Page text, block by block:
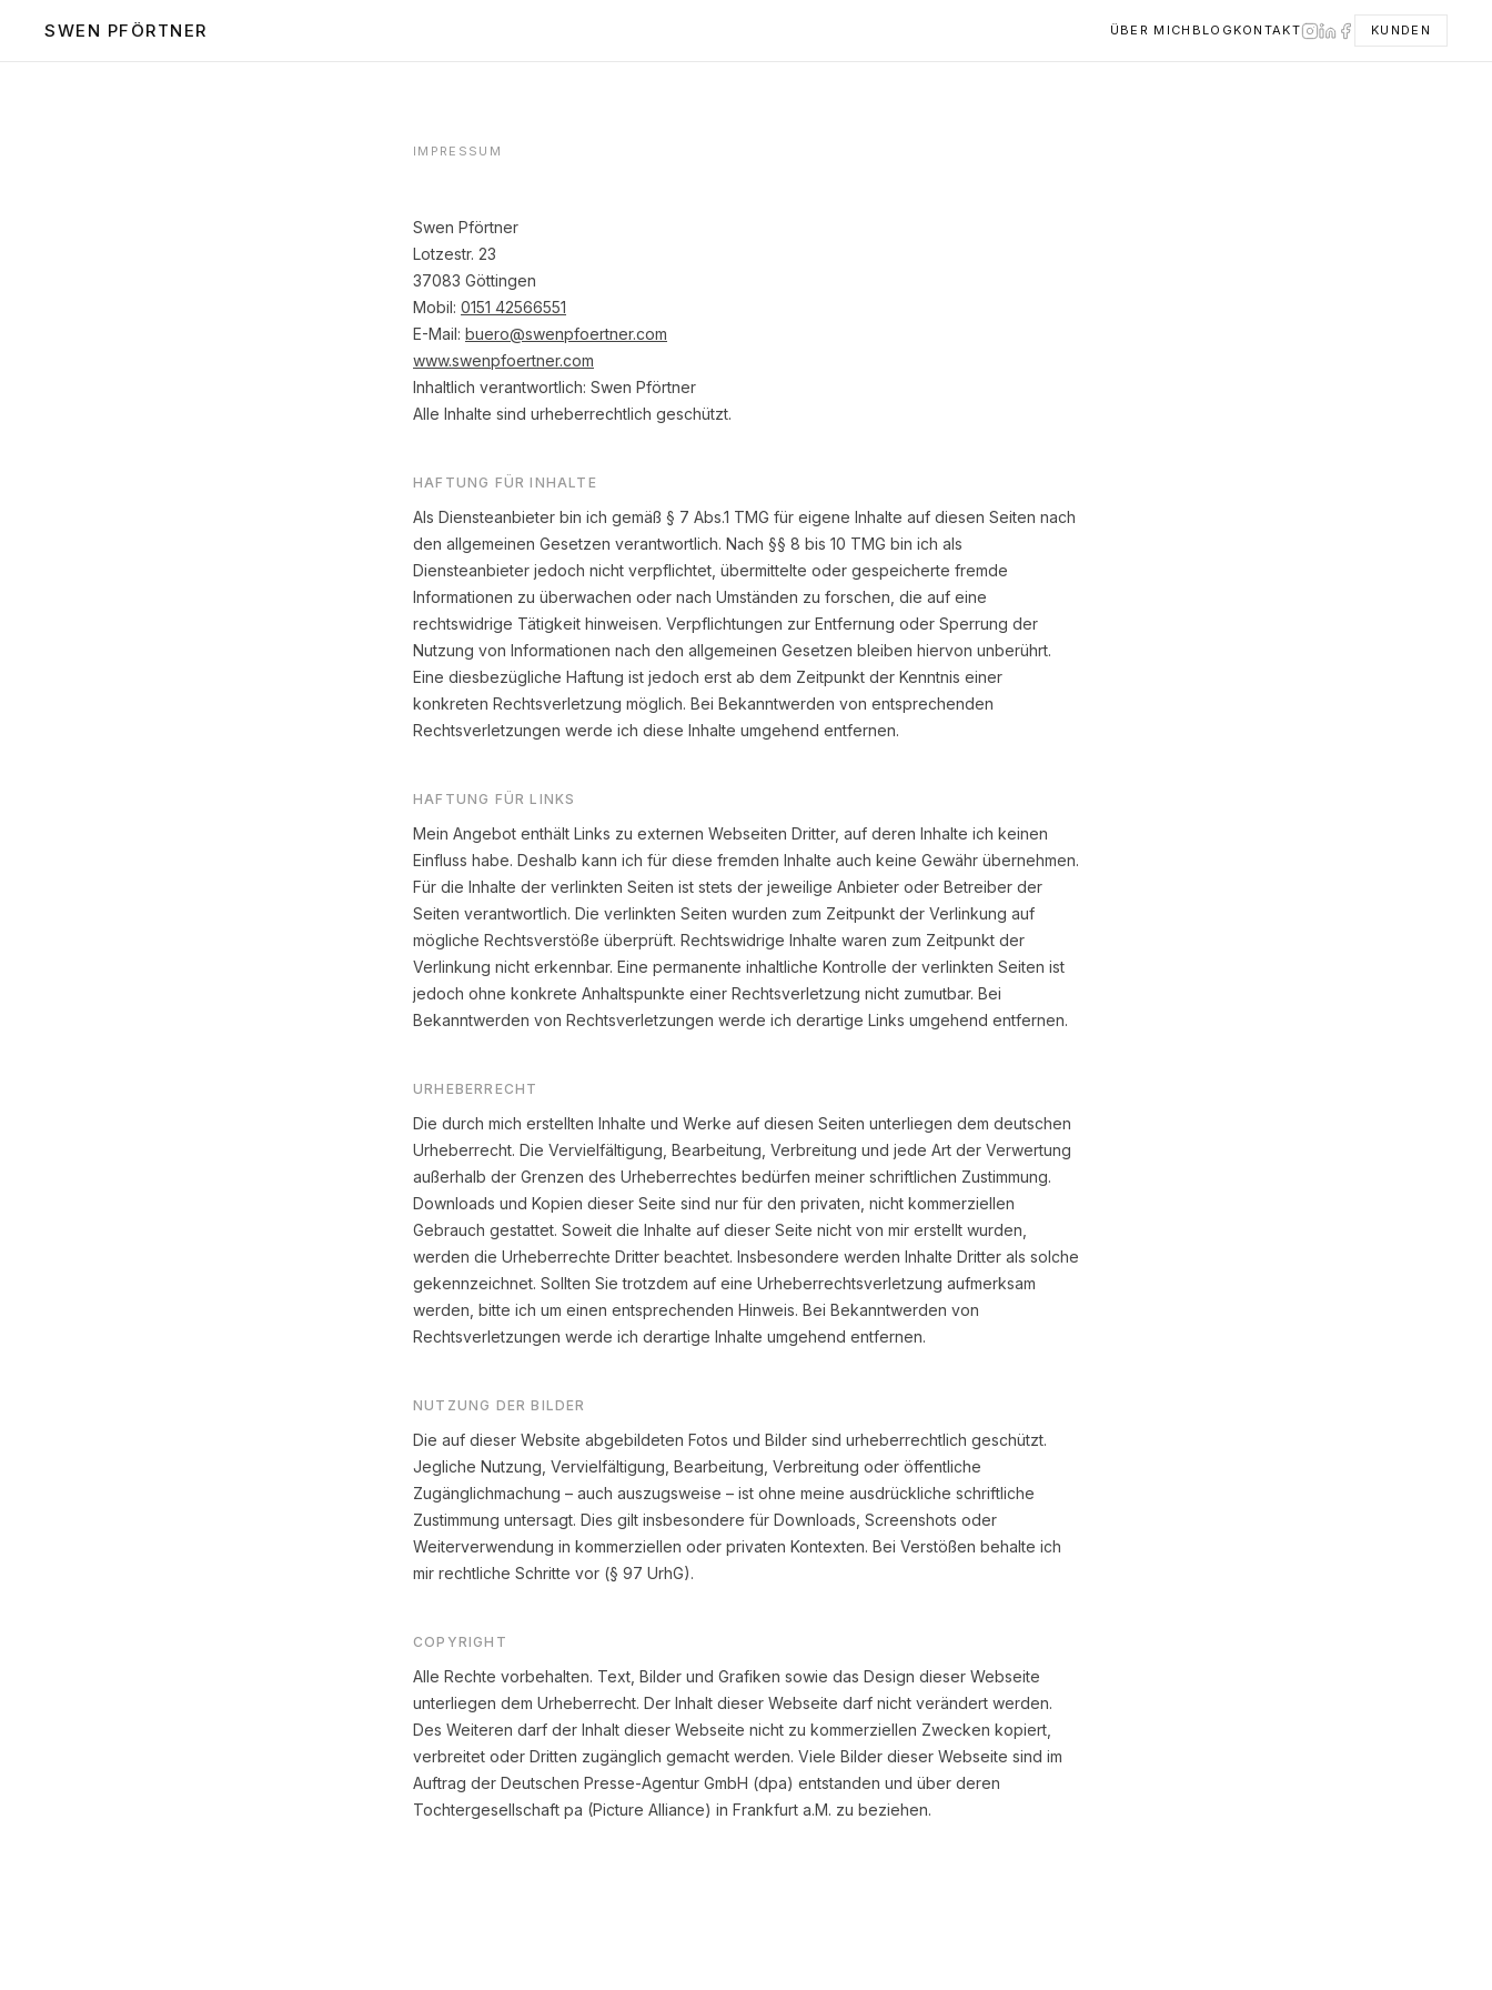
SWEN PFÖRTNER ÜBER MICH BLOG KONTAKT KUNDEN
IMPRESSUM
Swen Pförtner
Lotzestr. 23
37083 Göttingen
Mobil: 0151 42566551
E-Mail: buero@swenpfoertner.com
www.swenpfoertner.com
Inhaltlich verantwortlich: Swen Pförtner
Alle Inhalte sind urheberrechtlich geschützt.
HAFTUNG FÜR INHALTE
Als Diensteanbieter bin ich gemäß § 7 Abs.1 TMG für eigene Inhalte auf diesen Seiten nach
den allgemeinen Gesetzen verantwortlich. Nach §§ 8 bis 10 TMG bin ich als
Diensteanbieter jedoch nicht verpflichtet, übermittelte oder gespeicherte fremde
Informationen zu überwachen oder nach Umständen zu forschen, die auf eine
rechtswidrige Tätigkeit hinweisen. Verpflichtungen zur Entfernung oder Sperrung der
Nutzung von Informationen nach den allgemeinen Gesetzen bleiben hiervon unberührt.
Eine diesbezügliche Haftung ist jedoch erst ab dem Zeitpunkt der Kenntnis einer
konkreten Rechtsverletzung möglich. Bei Bekanntwerden von entsprechenden
Rechtsverletzungen werde ich diese Inhalte umgehend entfernen.
HAFTUNG FÜR LINKS
Mein Angebot enthält Links zu externen Webseiten Dritter, auf deren Inhalte ich keinen
Einfluss habe. Deshalb kann ich für diese fremden Inhalte auch keine Gewähr übernehmen.
Für die Inhalte der verlinkten Seiten ist stets der jeweilige Anbieter oder Betreiber der
Seiten verantwortlich. Die verlinkten Seiten wurden zum Zeitpunkt der Verlinkung auf
mögliche Rechtsverstöße überprüft. Rechtswidrige Inhalte waren zum Zeitpunkt der
Verlinkung nicht erkennbar. Eine permanente inhaltliche Kontrolle der verlinkten Seiten ist
jedoch ohne konkrete Anhaltspunkte einer Rechtsverletzung nicht zumutbar. Bei
Bekanntwerden von Rechtsverletzungen werde ich derartige Links umgehend entfernen.
URHEBERRECHT
Die durch mich erstellten Inhalte und Werke auf diesen Seiten unterliegen dem deutschen
Urheberrecht. Die Vervielfältigung, Bearbeitung, Verbreitung und jede Art der Verwertung
außerhalb der Grenzen des Urheberrechtes bedürfen meiner schriftlichen Zustimmung.
Downloads und Kopien dieser Seite sind nur für den privaten, nicht kommerziellen
Gebrauch gestattet. Soweit die Inhalte auf dieser Seite nicht von mir erstellt wurden,
werden die Urheberrechte Dritter beachtet. Insbesondere werden Inhalte Dritter als solche
gekennzeichnet. Sollten Sie trotzdem auf eine Urheberrechtsverletzung aufmerksam
werden, bitte ich um einen entsprechenden Hinweis. Bei Bekanntwerden von
Rechtsverletzungen werde ich derartige Inhalte umgehend entfernen.
NUTZUNG DER BILDER
Die auf dieser Website abgebildeten Fotos und Bilder sind urheberrechtlich geschützt.
Jegliche Nutzung, Vervielfältigung, Bearbeitung, Verbreitung oder öffentliche
Zugänglichmachung – auch auszugsweise – ist ohne meine ausdrückliche schriftliche
Zustimmung untersagt. Dies gilt insbesondere für Downloads, Screenshots oder
Weiterverwendung in kommerziellen oder privaten Kontexten. Bei Verstößen behalte ich
mir rechtliche Schritte vor (§ 97 UrhG).
COPYRIGHT
Alle Rechte vorbehalten. Text, Bilder und Grafiken sowie das Design dieser Webseite
unterliegen dem Urheberrecht. Der Inhalt dieser Webseite darf nicht verändert werden.
Des Weiteren darf der Inhalt dieser Webseite nicht zu kommerziellen Zwecken kopiert,
verbreitet oder Dritten zugänglich gemacht werden. Viele Bilder dieser Webseite sind im
Auftrag der Deutschen Presse-Agentur GmbH (dpa) entstanden und über deren
Tochtergesellschaft pa (Picture Alliance) in Frankfurt a.M. zu beziehen.